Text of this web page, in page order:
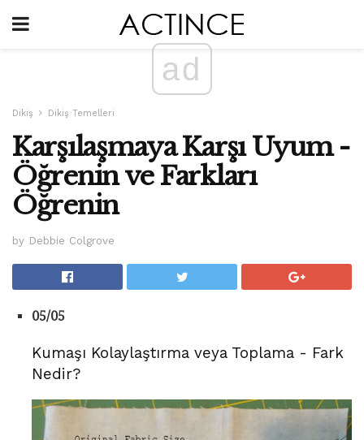
ad
Dikiş Dikiş Temelleri
Karşılaşmaya Karşı Uyum -
Öğrenin ve Farkları
Öğrenin
by Debbie Colgrove
05/05
Kumaşı Kolaylaştırma veya Toplama - Fark
Nedir?